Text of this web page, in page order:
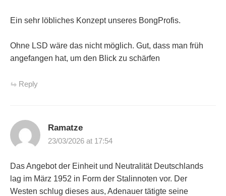
Ein sehr löbliches Konzept unseres BongProfis.
Ohne LSD wäre das nicht möglich. Gut, dass man früh
angefangen hat, um den Blick zu schärfen
Reply
Ramatze
23/03/2026 at 17:54
Das Angebot der Einheit und Neutralität Deutschlands
lag im März 1952 in Form der Stalinnoten vor. Der
Westen schlug dieses aus, Adenauer tätigte seine